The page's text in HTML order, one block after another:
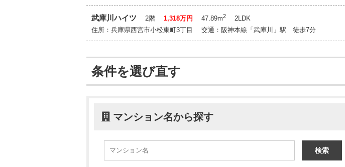
武庫川ハイツ 2階 1,318万円 47.89m2
2LDK
住所：兵庫県西宮市小松東町3丁目 交通：阪神本線「武庫川」駅 徒歩7分
条件を選び直す
マンション名から探す